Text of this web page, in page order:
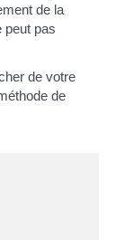
de la
peut pas
de votre
de